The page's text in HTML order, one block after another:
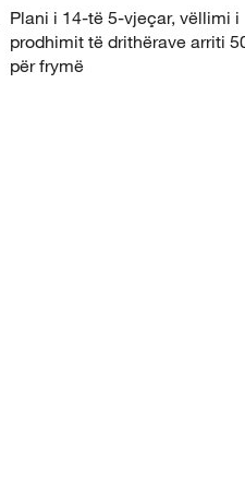
Plani i 14-të 5-vjeçar, vëllimi i
prodhimit të drithërave arriti
për frymë